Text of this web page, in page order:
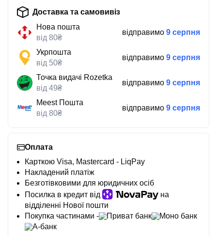
Доставка та самовивіз
Нова пошта
від 80₴
відправимо 9 серпня
Укрпошта
від 50₴
відправимо 9 серпня
Точка видачі Rozetka
від 49₴
відправимо 9 серпня
Meest Пошта
від 80₴
відправимо 9 серпня
Оплата
Карткою Visa, Mastercard - LiqPay
Накладений платіж
Безготівковими для юридичних осіб
Посилка в кредит від
на
відділенні Нової пошти
Покупка частинами -
Приват банк
Моно банк
А-банк